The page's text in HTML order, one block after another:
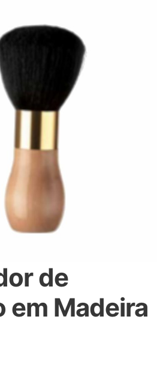
de
em Madeira